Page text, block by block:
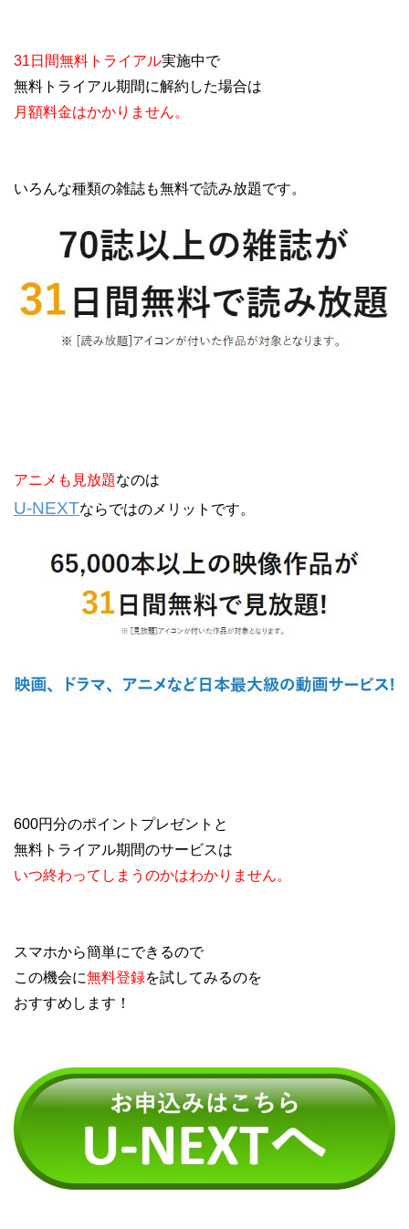
31日間無料トライアル実施中で
無料トライアル期間に解約した場合は
月額料金はかかりません。
いろんな種類の雑誌も無料で読み放題です。
アニメも見放題なのは
U-NEXTならではのメリットです。
600円分のポイントプレゼントと
無料トライアル期間のサービスは
いつ終わってしまうのかはわかりません。
スマホから簡単にできるので
この機会に無料登録を試してみるのを
おすすめします！